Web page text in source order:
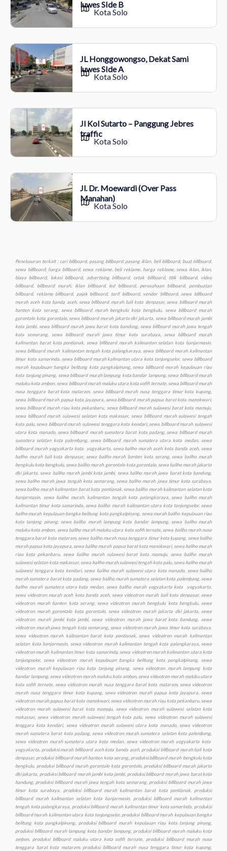
luwes SIde B
Kota Solo
JL Honggowongso, Dekat Sami
luwes SIde A
Kota Solo
Jl Kol Sutarto – Panggung Jebres
traffic
Kota Solo
Jl. Dr. Moewardi (Over Pass
Manahan)
Kota Solo
Penelusuran terkait : cari billboard, pasang billboard. pasang iklan, beli billboard, buat billboard, sewa billboard, harga billboard, sewa reklame, beli reklame, harga reklame, sewa iklan, iklan, biaya billboard, lokasi billboard, advertising billboard, cetak billboard, titik billboard, video billboard, billboard murah, iklan billboard, led billboard, perusahaan billboard, pembuatan billboard, reklame billboard, pajak billboard, tarif billboard, vendor billboard, sewa billboard murah aceh kota banda aceh, sewa billboard murah bali kota denpasar, sewa billboard murah banten kota serang, sewa billboard murah bengkulu kota bengkulu, sewa billboard murah gorontalo kota gorontalo, sewa billboard murah jakarta dki jakarta, sewa billboard murah jambi kota jambi, sewa billboard murah jawa barat kota bandung, sewa billboard murah jawa tengah kota semarang, sewa billboard murah jawa timur kota surabaya, sewa billboard murah kalimantan barat kota pontianak, sewa billboard murah kalimantan selatan kota banjarmasin, sewa billboard murah kalimantan tengah kota palangkaraya, sewa billboard murah kalimantan timur kota samarinda, sewa billboard murah kalimantan utara kota tanjungselor, sewa billboard murah kepulauan bangka belitung kota pangkalpinang, sewa billboard murah kepulauan riau kota tanjung pinang, sewa billboard murah lampung kota bandar lampung, sewa billboard murah maluku kota ambon, sewa billboard murah maluku utara kota sofifi ternate, sewa billboard murah nusa tenggara barat kota mataram, sewa billboard murah nusa tenggara timur kota kupang, sewa billboard murah papua kota jayapura, sewa billboard murah papua barat kota manokwari, sewa billboard murah riau kota pekanbaru, sewa billboard murah sulawesi barat kota mamuju, sewa billboard murah sulawesi selatan kota makassar, sewa billboard murah sulawesi tengah kota palu, sewa billboard murah sulawesi tenggara kota kendari, sewa billboard murah sulawesi utara kota manado, sewa billboard murah sumatera barat kota padang, sewa billboard murah sumatera selatan kota palembang, sewa billboard murah sumatera utara kota medan, sewa billboard murah yogyakarta kota yogyakarta, sewa baliho murah aceh kota banda aceh, sewa baliho murah bali kota denpasar, sewa baliho murah banten kota serang, sewa baliho murah bengkulu kota bengkulu, sewa baliho murah gorontalo kota gorontalo, sewa baliho murah jakarta dki jakarta, sewa baliho murah jambi kota jambi, sewa baliho murah jawa barat kota bandung, sewa baliho murah jawa tengah kota semarang, sewa baliho murah jawa timur kota surabaya, sewa baliho murah kalimantan barat kota pontianak, sewa baliho murah kalimantan selatan kota banjarmasin, sewa baliho murah, kalimantan tengah kota palangkaraya, sewa baliho murah kalimantan timur kota samarinda, sewa baliho murah kalimantan utara kota tanjungselor, sewa baliho murah kepulauan bangka belitung kota pangkalpinang, sewa murah baliho kepulauan riau kota tanjung pinang, sewa baliho murah lampung kota bandar lampung, sewa baliho murah maluku kota ambon, sewa baliho murah maluku utara kota sofifi ternate, sewa baliho murah nusa tenggara barat kota mataram, sewa baliho murah nusa tenggara timur kota kupang, sewa baliho murah papua kota jayapura, sewa baliho murah papua barat kota manokwari, sewa baliho murah riau kota pekanbaru, sewa baliho murah sulawesi barat kota mamuju, sewa baliho murah sulawesi selatan kota makassar, sewa baliho murah sulawesi tengah kota palu, sewa baliho murah sulawesi tenggara kota kendari, sewa baliho murah sulawesi utara kota manado, sewa baliho murah sumatera barat kota padang, sewa baliho murah sumatera selatan kota palembang, sewa baliho murah sumatera utara kota medan, sewa baliho murah yogyakarta kota yogyakarta, sewa videotron murah aceh kota banda aceh, sewa videotron murah bali kota denpasar, sewa videotron murah banten kota serang, sewa videotron murah bengkulu kota bengkulu, sewa videotron murah gorontalo kota gorontalo, sewa videotron murah jakarta dki jakarta, sewa videotron murah jambi kota jambi, sewa videotron murah jawa barat kota bandung, sewa videotron murah jawa tengah kota semarang, sewa videotron murah jawa timur kota surabaya, sewa videotron murah kalimantan barat kota pontianak, sewa videotron murah kalimantan selatan kota banjarmasin, sewa videotron murah kalimantan tengah kota palangkaraya, sewa videotron murah kalimantan timur kota samarinda, sewa videotron murah kalimantan utara kota tanjungselor, sewa videotron murah kepulauan bangka belitung kota pangkalpinang, sewa videotron murah kepulauan riau kota tanjung pinang, sewa videotron murah lampung kota bandar lampung, sewa videotron murah maluku kota ambon, sewa videotron murah maluku utara kota sofifi ternate, sewa videotron murah nusa tenggara barat kota mataram, sewa videotron murah nusa tenggara timur kota kupang, sewa videotron murah papua kota jayapura, sewa videotron murah papua barat kota manokwari, sewa videotron murah riau kota pekanbaru, sewa videotron murah sulawesi barat kota mamuju, sewa videotron murah sulawesi selatan kota makassar, sewa videotron murah sulawesi tengah kota palu, sewa videotron murah sulawesi tenggara kota kendari, sewa videotron murah sulawesi utara kota manado, sewa videotron murah sumatera barat kota padang, sewa videotron murah sumatera selatan kota palembang, sewa videotron murah sumatera utara kota medan, sewa videotron murah yogyakarta kota yogyakarta, produksi murah billboard aceh kota banda aceh, produksi billboard murah bali kota denpasar, produksi billboard murah banten kota serang, produksi billboard murah bengkulu kota bengkulu, produksi billboard murah gorontalo kota gorontalo, produksi billboard murah jakarta dki jakarta, produksi billboard murah jambi kota jambi, produksi billboard murah jawa barat kota bandung, produksi billboard murah jawa tengah kota semarang, produksi billboard murah jawa timur kota surabaya, produksi billboard murah kalimantan barat kota pontianak, produksi billboard murah kalimantan selatan kota banjarmasin, produksi billboard murah kalimantan tengah kota palangkaraya, produksi billboard murah kalimantan timur kota samarinda, produksi billboard murah kalimantan utara kota tanjungselor, produksi billboard murah kepulauan bangka belitung kota pangkalpinang, produksi billboard murah kepulauan riau kota tanjung pinang, produksi billboard murah lampung kota bandar lampung, produksi billboard murah maluku kota ambon, produksi billboard maluku utara kota sofifi ternate, produksi billboard murah nusa tenggara barat kota mataram, produksi billboard murah nusa tenggara timur kota kupang, produksi billboard murah papua kota jayapura, produksi billboard murah papua barat kota manokwari, produksi billboard murah riau kota pekanbaru, produksi billboard murah sulawesi barat kota mamuju, produksi billboard murah sulawesi selatan kota makassar, produksi billboard murah sulawesi tengah kota palu, produksi billboard murah sulawesi tenggara kota kendari, produksi billboard murah sulawesi utara kota manado, produksi billboard murah sumatera barat kota padang, produksi billboard murah sumatera selatan kota palembang, produksi billboard murah sumatera utara kota medan, produksi billboard murah yogyakarta kota yogyakarta, produksi baliho murah aceh kota banda aceh, produksi baliho murah bali kota denpasar, produksi baliho murah banten kota serang, produksi baliho murah bengkulu kota bengkulu, produksi baliho murah gorontalo kota gorontalo, produksi baliho murah jakarta dki jakarta, produksi baliho murah jambi kota jambi, produksi baliho murah jawa barat kota bandung, produksi baliho murah jawa tengah kota semarang, produksi baliho murah jawa timur kota surabaya, produksi baliho murah kalimantan barat kota pontianak, produksi baliho murah kalimantan selatan kota banjarmasin, produksi baliho murah kalimantan tengah kota palangkaraya, produksi baliho murah kalimantan timur kota samarinda, produksi baliho murah kalimantan utara kota tanjungselor, produksi baliho murah kepulauan bangka belitung kota pangkalpinang, produksi baliho murah kepulauan riau kota tanjung pinang, produksi baliho murah lampung kota bandar lampung, produksi baliho murah maluku kota ambon, produksi baliho murah maluku utara kota sofifi ternate, produksi baliho murah nusa tenggara barat kota mataram, produksi baliho murah nusa tenggara timur kota kupang, produksi baliho murah papua kota jayapura, produksi baliho murah papua barat kota manokwari, produksi baliho murah riau kota pekanbaru, produksi baliho murah sulawesi barat kota mamuju, produksi baliho murah sulawesi selatan kota makassar, produksi baliho murah sulawesi tengah kota palu, produksi baliho murah sulawesi tenggara kota kendari, produksi baliho murah sulawesi utara kota manado, produksi baliho murah sumatera barat kota padang, produksi baliho murah sumatera selatan kota palembang, produksi baliho murah sumatera utara kota medan, produksi baliho murah yogyakarta kota yogyakarta, produksi videotron murah aceh kota banda aceh, produksi videotron murah bali kota denpasar, produksi videotron murah banten kota serang, produksi videotron murah bengkulu kota bengkulu, produksi videotron murah gorontalo kota gorontalo, produksi videotron murah jakarta dki jakarta, produksi videotron murah jambi kota jambi, produksi videotron murah jawa barat kota bandung, produksi murah videotron jawa tengah kota semarang, produksi videotron murah jawa timur kota surabaya, produksi videotron murah kalimantan barat kota pontianak, produksi videotron murah kalimantan selatan kota banjarmasin, produksi videotron murah, kalimantan tengah kota palangkaraya, produksi videotron murah kalimantan timur kota samarinda, produksi videotron murah kalimantan utara kota tanjungselor, produksi videotron murah kepulauan bangka belitung kota pangkalpinang, produksi videotron murah kepulauan riau kota tanjung pinang, produksi videotron murah lampung kota bandar lampung, produksi videotron murah maluku kota ambon, produksi videotron murah maluku utara